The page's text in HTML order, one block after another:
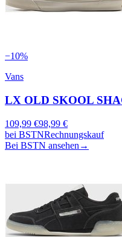
−10%
Vans
LX OLD SKOOL
109,99 €98,99 €
bei BSTNRechnungskauf
Bei BSTN ansehen →